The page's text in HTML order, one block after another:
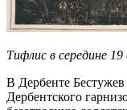
Тифлис в середине 19
В Дербенте
Дербентского